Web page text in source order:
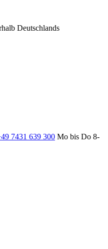
Deutschlands
7431 639 300 Mo bis Do 8-